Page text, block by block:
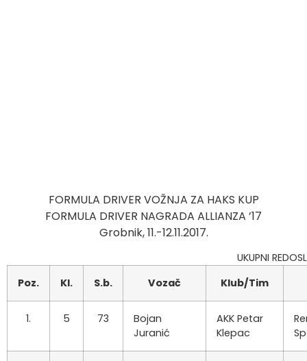
FORMULA DRIVER VOŽNJA ZA HAKS KUP
FORMULA DRIVER NAGRADA ALLIANZA ’17
Grobnik, 11.-12.11.2017.
UKUPNI
Poz.
Kl. S.b. Vozač Klub/Tim
1. 5 73
Bojan
Juranić
AKK Petar
Klepac